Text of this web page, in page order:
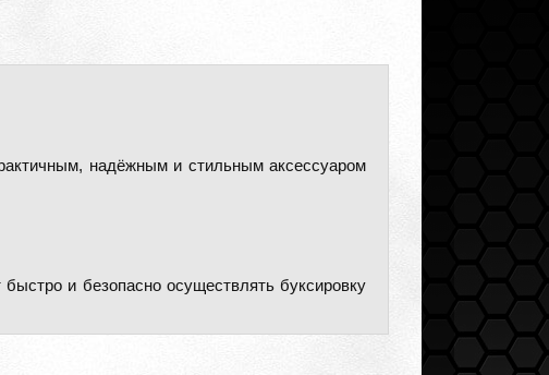
надёжным и стильным аксессуаром
и безопасно осуществлять буксировку